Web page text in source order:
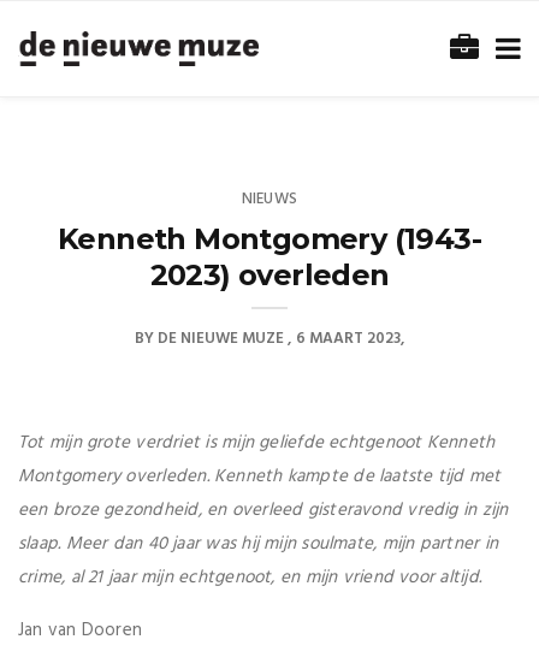
NIEUWS
Kenneth Montgomery (1943-
2023) overleden
BYDE NIEUWE MUZE 6 MAART 2023
Tot mijn grote verdriet is mijn geliefde echtgenoot Kenneth
Montgomery overleden. Kenneth kampte de laatste tijd met
een broze gezondheid, en overleed gisteravond vredig in zijn
slaap. Meer dan 40 jaar was hij mijn soulmate, mijn partner in
crime, al 21 jaar mijn echtgenoot, en mijn vriend voor altijd.
Jan van Dooren